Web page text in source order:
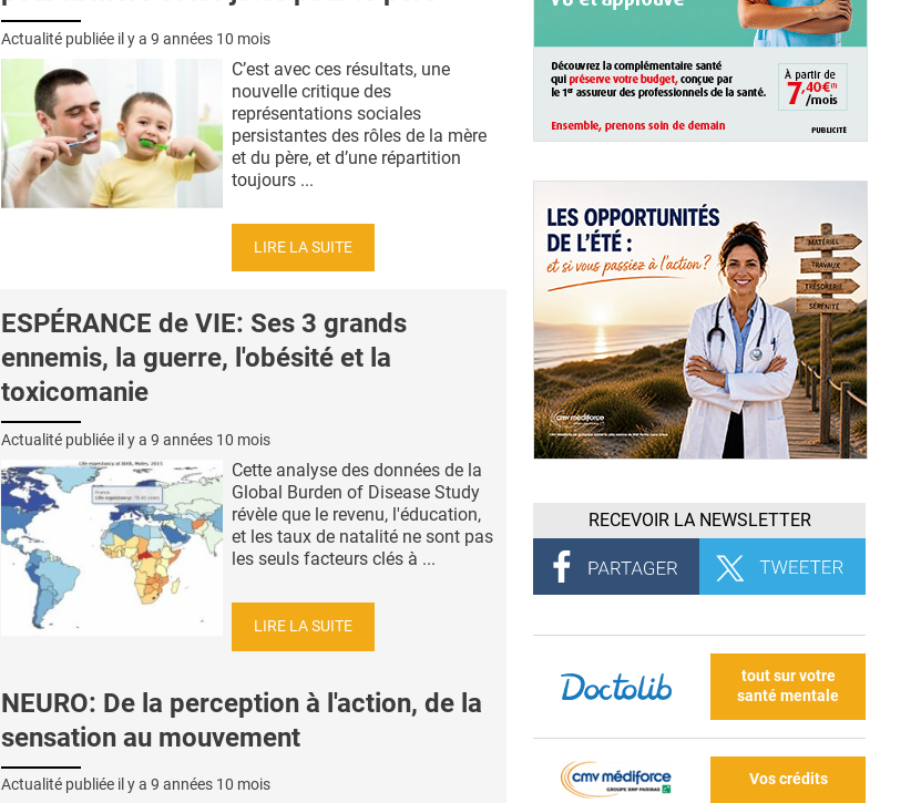
Actualité publiée il y a 9 années 10 mois
C’est avec ces résultats, une
nouvelle critique des
représentations sociales
persistantes des rôles de la mère
et du père, et d’une répartition
toujours ...
LIRE LA SUITE
ESPÉRANCE de VIE: Ses 3 grands
ennemis, la guerre, l'obésité et la
toxicomanie
Actualité publiée il y a 9 années 10 mois
Cette analyse des données de la
Global Burden of Disease Study
révèle que le revenu, l'éducation,
et les taux de natalité ne sont pas
les seuls facteurs clés à ...
LIRE LA SUITE
NEURO: De la perception à l'action, de la
sensation au mouvement
Actualité publiée il y a 9 années 10 mois
RECEVOIR LA NEWSLETTER
tout sur votre
santé mentale
Vos crédits